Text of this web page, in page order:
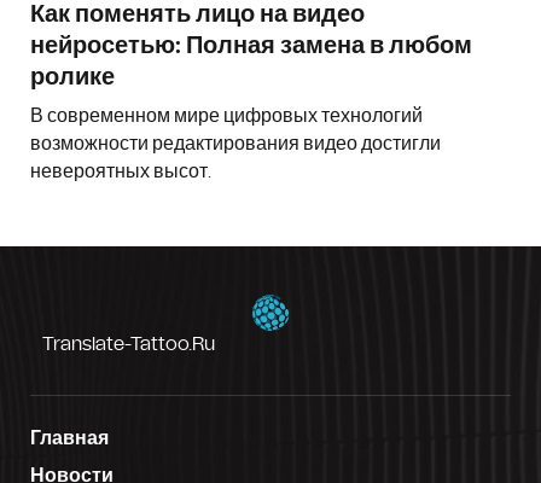
Как поменять лицо на видео
нейросетью: Полная замена в любом
ролике
В современном мире цифровых технологий
возможности редактирования видео достигли
невероятных высот.
Translate-Tattoo.ru
Главная
Новости